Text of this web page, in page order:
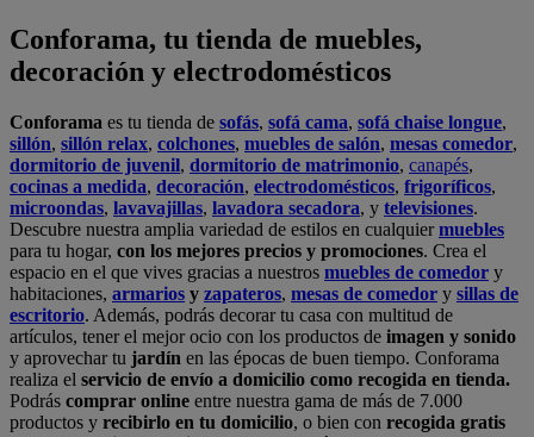
Conforama, tu tienda de muebles,
decoración y electrodomésticos
Conforama es tu tienda de sofás, sofá cama, sofá chaise longue,
sillón, sillón relax, colchones, muebles de salón, mesas comedor,
dormitorio de juvenil, dormitorio de matrimonio, canapés,
cocinas a medida, decoración, electrodomésticos, frigoríficos,
microondas, lavavajillas, lavadora secadora, y televisiones.
Descubre nuestra amplia variedad de estilos en cualquiermuebles
para tu hogar, con los mejores precios y promociones. Crea el
espacio en el que vives gracias a nuestros muebles de comedor y
habitaciones, armarios y zapateros, mesas de comedor y sillas de
escritorio. Además, podrás decorar tu casa con multitud de
artículos, tener el mejor ocio con los productos de imagen y sonido
y aprovechar tu jardín en las épocas de buen tiempo. Conforama
realiza el servicio de envío a domicilio como recogida en tienda.
Podrás comprar online entre nuestra gama de más de 7.000
productos y recibirlo en tu domicilio, o bien con recogida gratis